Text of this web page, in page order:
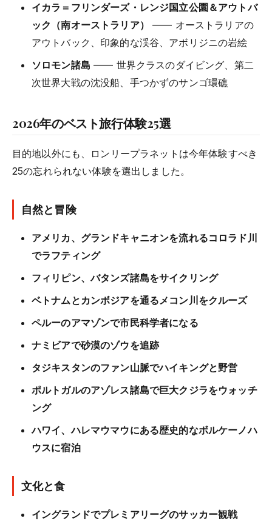
イカラ＝フリンダーズ・レンジ国立公園＆アウトバ
ック（南オーストラリア）
—— オーストラリアの
アウトバック、印象的な渓谷、アボリジニの岩絵
ソロモン諸島 —— 世界クラスのダイビング、第二
次世界大戦の沈没船、手つかずのサンゴ環礁
2026年のベスト旅行体験25選
目的地以外にも、ロンリープラネットは今年体験すべき
25の忘れられない体験を選出しました。
自然と冒険
アメリカ、グランドキャニオンを流れるコロラド川
でラフティング
フィリピン、バタンズ諸島をサイクリング
ベトナムとカンボジアを通るメコン川をクルーズ
ペルーのアマゾンで市民科学者になる
ナミビアで砂漠のゾウを追跡
タジキスタンのファン山脈でハイキングと野営
ポルトガルのアゾレス諸島で巨大クジラをウォッチ
ング
ハワイ、ハレマウマウにある歴史的なボルケーノハ
ウスに宿泊
文化と食
イングランドでプレミアリーグのサッカー観戦